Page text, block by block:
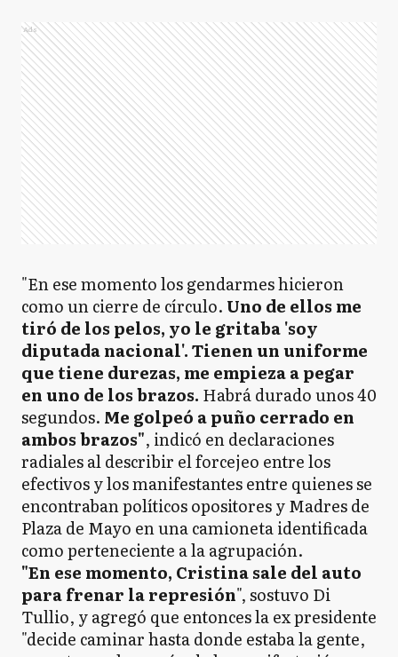
Ads
"En ese momento los gendarmes hicieron
como un cierre de círculo. Uno de ellos me
tiró de los pelos, yo le gritaba 'soy
diputada nacional'. Tienen un uniforme
que tiene durezas, me empieza a pegar
en uno de los brazos. Habrá durado unos 40
segundos. Me golpeó a puño cerrado en
ambos brazos", indicó en declaraciones
radiales al describir el forcejeo entre los
efectivos y los manifestantes entre quienes se
encontraban políticos opositores y Madres de
Plaza de Mayo en una camioneta identificada
como perteneciente a la agrupación.
"En ese momento, Cristina sale del auto
para frenar la represión", sostuvo Di
Tullio, y agregó que entonces la ex presidente
"decide caminar hasta donde estaba la gente,